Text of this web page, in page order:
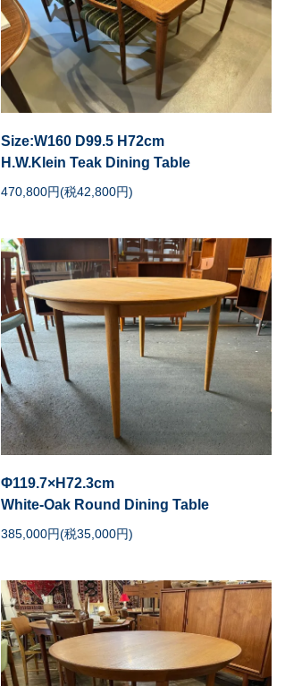
Size:W160 D99.5 H72cm
H.W.Klein Teak Dining Table
470,800円(税42,800円)
Φ119.7×H72.3cm
White-Oak Round Dining Table
385,000円(税35,000円)